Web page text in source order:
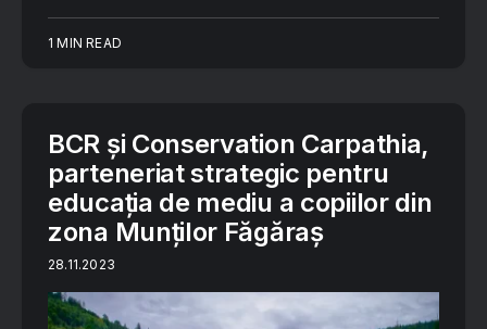
1 MIN READ
BCR și Conservation Carpathia,
parteneriat strategic pentru
educația de mediu a copiilor din
zona Munților Făgăraș
28.11.2023